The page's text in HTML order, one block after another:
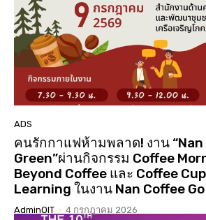
นมัสการสรงน้ำองค์พระบรมสารีริ
2568 วัดเจดีย์ ต.ดู่ใต้ อ.เมือง จ.น่
02:07:34
ประกวดเทพีสงกรานต์คิมหันต์ฤดู
2568( จัดงาน 14 เมษายน 68 )(
04:23:07
“#เสน่หา #มนตรา #น่านนครา #
ADS
คนรักกาแฟห้ามพลาด! งาน “Nan
Green”ผ่านกิจกรรม Coffee
Beyond Coffee และ Coffee
Learning ในงาน Nan Coffee
AdminOIT - 4 กรกฎาคม 2026